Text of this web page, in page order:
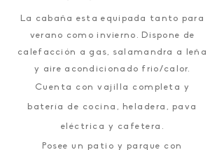
La cabaña esta equipada tanto para
verano como invierno. Dispone de
calefacción a gas, salamandra a leña
y aire acondicionado frio/calor.
Cuenta con vajilla completa y
batería de cocina, heladera, pava
eléctrica y cafetera.
Posee un patio y parque con